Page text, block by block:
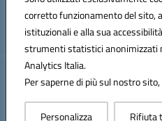
corretto funzionamento del sito,
istituzionali e alla sua
strumenti statistici anonimizzati
Analytics Italia.
Per saperne di più sul nostro
Personalizza Rifiuta
Codice Indice delle Pubbliche
Codice unico di fatturazione (CUF):
Hosting &
Concept &